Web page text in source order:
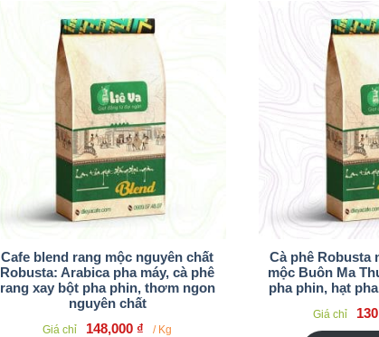
Cafe blend rang mộc nguyên chất
Robusta: Arabica pha máy, cà phê
rang xay bột pha phin, thơm ngon
nguyên chất
Giá chỉ 148,000 ₫ / Kg
Cà phê Robusta
mộc Buôn Ma
pha phin, hạt
Giá chỉ